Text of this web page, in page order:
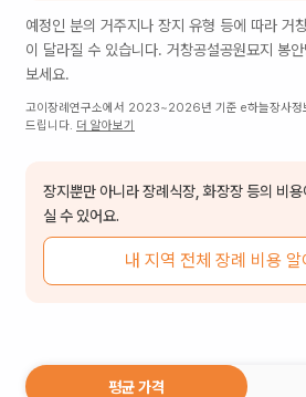
예정인 분의 거주지나 장지 유형 등에 따라 거
이 달라질 수 있습니다. 거창공설공원묘지 봉
보세요.
고이장례연구소에서 2023~2026년 기준 e하늘장사정
드립니다. 더 알아보기
장지뿐만 아니라 장례식장, 화장장 등의 비
실 수 있어요.
내 지역 전체 장례 비용 알
평균 가격